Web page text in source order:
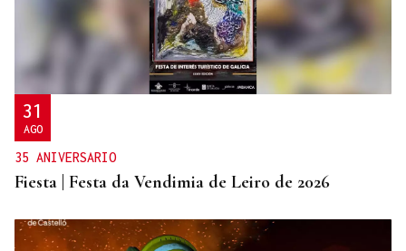
31
AGO
35 ANIVERSARIO
Fiesta | Festa da Vendimia de Leiro de 2026